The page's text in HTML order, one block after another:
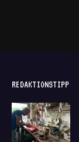
REDAKTIONSTIPP